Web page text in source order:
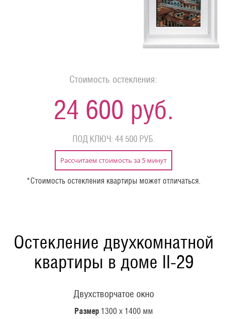
Стоимость остекления:
24 600 руб.
ПОД КЛЮЧ: 44 500 РУБ.
Рассчитаем стоимость за 5 минут
*Стоимость остекления квартиры может отличаться.
Остекление двухкомнатной
квартиры в доме II-29
Двухстворчатое окно
Размер1300 х 1400 мм